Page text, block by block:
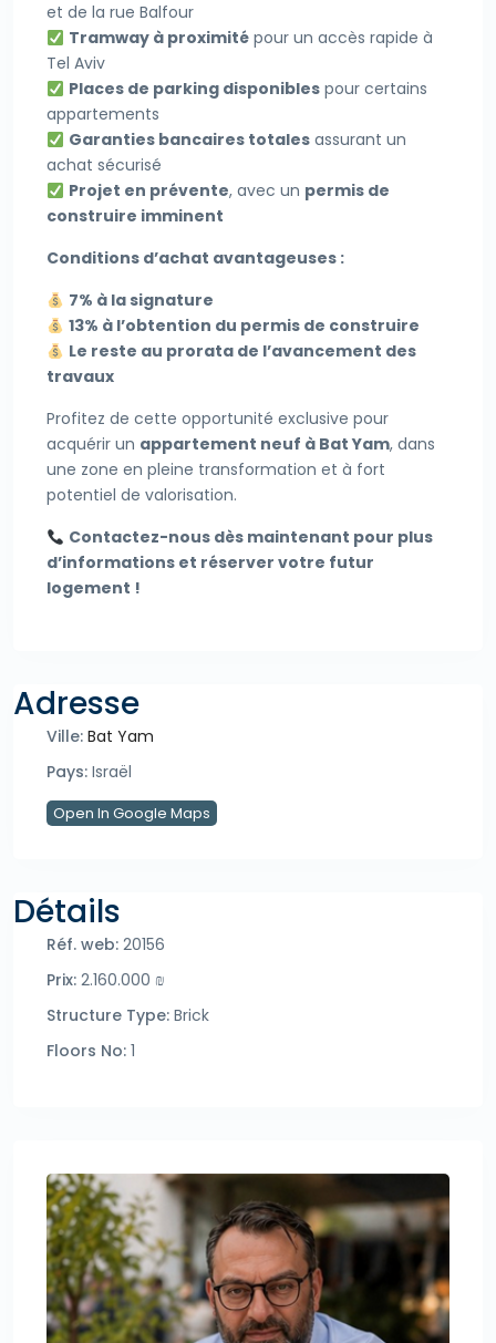
et de la rue Balfour
Tramway à proximitépour un accès rapide à
Tel Aviv
Places de parking disponiblespour certains
appartements
Garanties bancaires totalesassurant un
achat sécurisé
Projet en prévente, avec un permis de
construire imminent
Conditions d’achat avantageuses :
7% à la signature
13% à l’obtention du permis de construire
Le reste au prorata de l’avancement des
travaux
Profitez de cette opportunité exclusive pour
acquérir un appartement neuf à Bat Yam, dans
une zone en pleine transformation et à fort
potentiel de valorisation.
Contactez-nous dès maintenant pour plus
d’informations et réserver votre futur
logement !
Adresse
Ville: Bat Yam
Pays: Israël
Open In Google Maps
Détails
Réf. web: 20156
Prix: 2.160.000 ₪
Structure Type: Brick
Floors No: 1